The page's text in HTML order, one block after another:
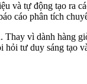
tự động tạo ra
cáo phân tích
vì dành hàng
tư duy sáng tạo